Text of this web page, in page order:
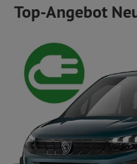
Top-Angebot